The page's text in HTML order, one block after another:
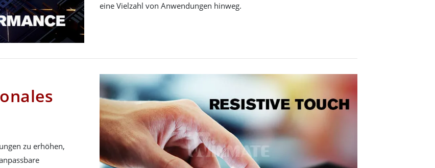
eine Vielzahl von Anwendungen hinweg.
zu erhöhen,